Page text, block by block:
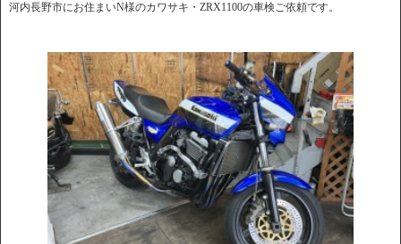
河内長野市にお住まいN様のカワサキ・ZRX1100の車検ご依頼です。